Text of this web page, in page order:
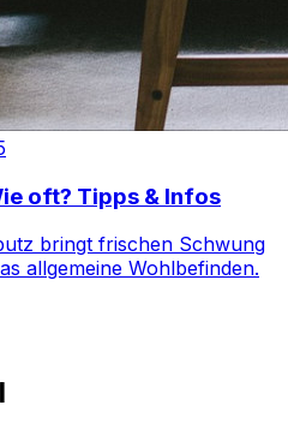
oft? Tipps & Infos
bringt frischen Schwung
allgemeine Wohlbefinden.